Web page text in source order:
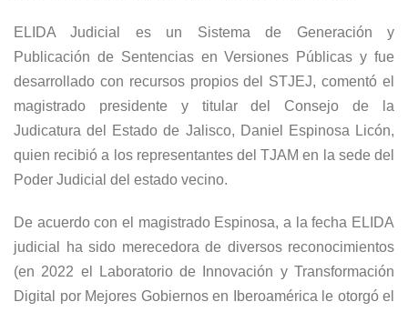
ELIDA Judicial es un Sistema de Generación y
Publicación de Sentencias en Versiones Públicas y fue
desarrollado con recursos propios del STJEJ, comentó el
magistrado presidente y titular del Consejo de la
Judicatura del Estado de Jalisco, Daniel Espinosa Licón,
quien recibió a los representantes del TJAM en la sede del
Poder Judicial del estado vecino.
De acuerdo con el magistrado Espinosa, a la fecha ELIDA
judicial ha sido merecedora de diversos reconocimientos
(en 2022 el Laboratorio de Innovación y Transformación
Digital por Mejores Gobiernos en Iberoamérica le otorgó el